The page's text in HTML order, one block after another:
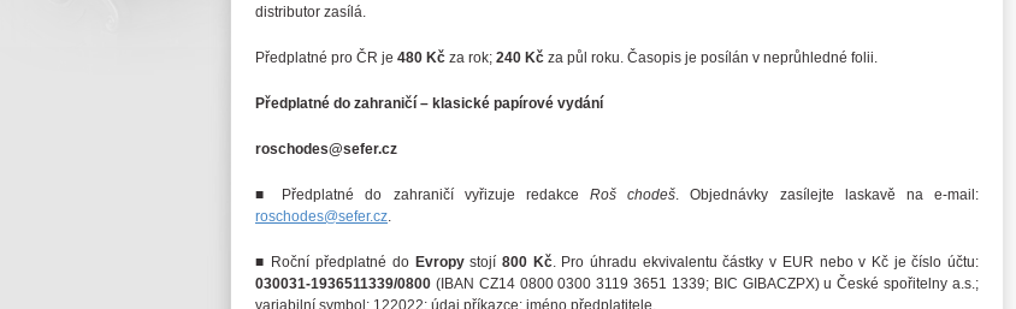
distributor zasílá.
Předplatné pro ČR je 480 Kč za rok; 240 Kč za půl roku. Časopis je posílán v neprůhledné folii.
Předplatné do zahraničí – klasické papírové vydání
roschodes@sefer.cz
■ Předplatné do zahraničí vyřizuje redakceRoš chodeš. Objednávky zasílejte laskavě na e-mail:
roschodes@sefer.cz.
■ Roční předplatné do Evropystojí 800 Kč. Pro úhradu ekvivalentu částky v EUR nebo v Kč je číslo účtu:
030031-1936511339/0800 (IBAN CZ14 0800 0300 3119 3651 1339; BIC GIBACZPX) u České spořitelny a.s.;
variabilní symbol: 122022; údaj příkazce: jméno předplatitele.